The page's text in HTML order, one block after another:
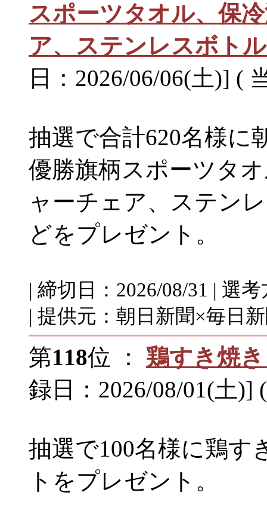
スポーツタオル、保
ア、ステンレスボト
日：2026/06/06(土)] (
抽選で合計620名様に
優勝旗柄スポーツタ
ャーチェア、ステン
どをプレゼント。
| 締切日：2026/08/31 | 選
| 提供元：朝日新聞×毎日
第118位 ： 鶏すき焼
録日：2026/08/01(土)]
抽選で100名様に鶏す
トをプレゼント。